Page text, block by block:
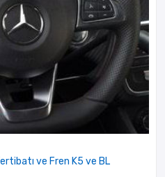
ve Fren K5 ve BL